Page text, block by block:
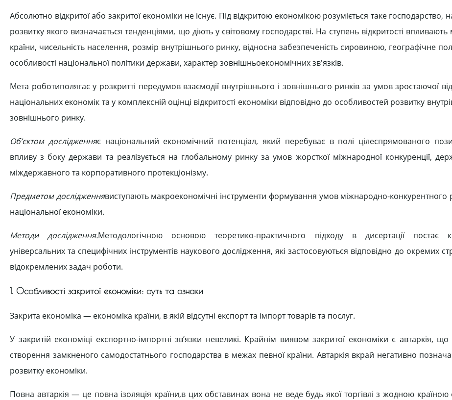
Абсолютно відкритої або закритої економіки не існує. Під відкритою економікою розуміється таке господарство,
розвитку якого визначається тенденціями, що діють у світовому господарстві. На ступень відкритості
країни, чисельність населення, розмір внутрішнього ринку, відносна забезпеченість сировиною, географічне
особливості національної політики держави, характер зовнішньоекономічних зв'язків.
Мета роботиполягає у розкритті передумов взаємодії внутрішнього і зовнішнього ринків за умов зростаючої
національних економік та у комплексній оцінці відкритості економіки відповідно до особливостей розвитку
зовнішнього ринку.
Об’єктом дослідженняє національний економічний потенціал, який перебуває в полі цілеспрямованого
впливу з боку держави та реалізується на глобальному ринку за умов жорсткої міжнародної конкуренції,
міждержавного та корпоративного протекціонізму.
Предметом дослідженнявиступають макроекономічні інструменти формування умов міжнародно-конкурентного
національної економіки.
Методи дослідження.Методологічною основою теоретико-практичного підходу в дисертації постає
універсальних та специфічних інструментів наукового дослідження, які застосовуються відповідно до окремих
відокремлених задач роботи.
1. Особливості закритої економіки: суть та ознаки
Закрита економіка — економіка країни, в якій відсутні експорт та імпорт товарів та послуг.
У закритій економіці експортно-імпортні зв’язки невеликі. Крайнім виявом закритої економіки є автаркія,
створення замкненого самодостатнього господарства в межах певної країни. Автаркія вкрай негативно
розвитку економіки.
Повна автаркія — це повна ізоляція країни,в цих обставинах вона не веде будь якої торгівлі з жодною країною